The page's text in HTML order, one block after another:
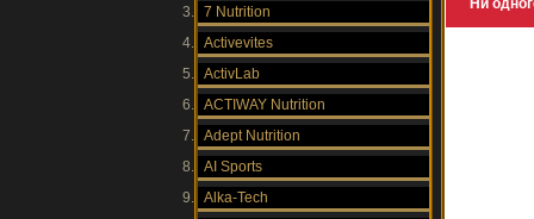
7 Nutrition
Activevites
ActivLab
ACTIWAY Nutrition
Adept Nutrition
AI Sports
Alka-Tech
Ни